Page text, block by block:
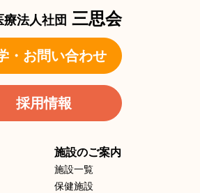
療法人社団 三思会
・お問い合わせ
採用情報
施設のご案内
施設一覧
保健施設